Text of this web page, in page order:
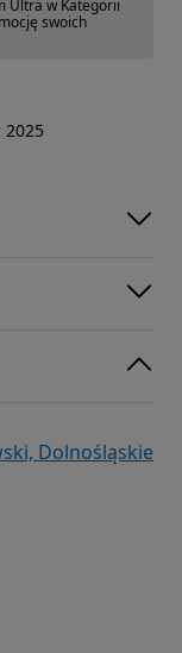
Ultra w Kategorii
swoich
2025
Dolnośląskie